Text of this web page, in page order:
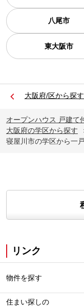
八尾市
東大阪市
大阪府/区から探
オープンハウス 戸建て
大阪府の学区から探す
寝屋川市の学区から一
リンク
物件を探す
住まい探しの